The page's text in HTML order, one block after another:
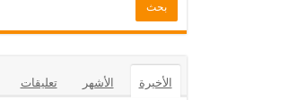
الأخيرة الأشهر تعليقات